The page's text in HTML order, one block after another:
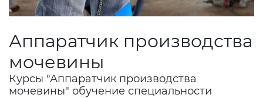
Аппаратчик производства
мочевины
Курсы "Аппаратчик производства
мочевины" обучение специальности